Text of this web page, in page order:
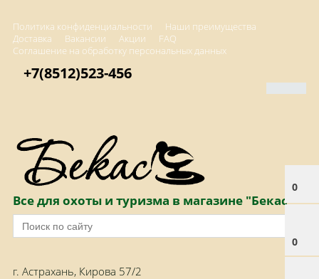
Политика конфиденциальности
Наши преимущества
Доставка
Вакансии Акции
FAQ
Соглашение на обработку персональных данных
0
0
+7(8512)523-456
Все для охоты и туризма в магазине "Бекас"
г. Астрахань, Кирова 57/2